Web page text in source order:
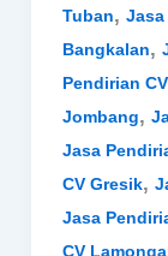
Tuban, Jasa
Bangkalan,
Pendirian
Jombang,
Jasa
CV Gresik,
Jasa
CV